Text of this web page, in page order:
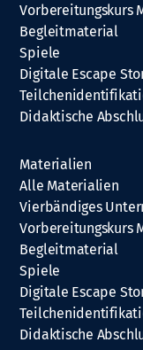
Vorbereitungskurs
Begleitmaterial
Spiele
Digitale Escape
Didaktische
Materialien
Alle Materialien
Vierbändiges
Vorbereitungskurs
Begleitmaterial
Spiele
Digitale Escape
Didaktische